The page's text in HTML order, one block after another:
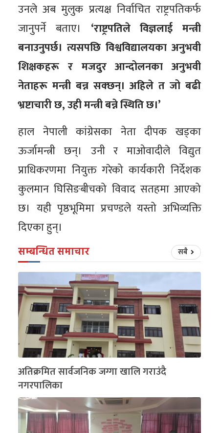
उनले अब मुलुक प्रत्यक्ष निर्वाचित राष्ट्रपतिकर्फ
जानुपर्ने बताए। ‘राष्ट्रपतिले विज्ञलाई मन्त्री
बनाउनुपर्छ। त्यसपछि विश्वविद्यालयका अनुभवी
शिक्षकहरू र मजदुर आन्दोलनका अनुभवी
नेताहरू मन्त्री बन्न सक्छन्। अहिले त जो बढी
भ्रष्टाचारी छ, उही मन्त्री बन्ने स्थिति छ।’
हाल नेपाली कांग्रेसका नेता दीपक खड्का
ऊर्जामन्त्री छन्। उनी र माओवादीले विद्युत
प्राधिकरणमा नियुक्त गरेको कार्यकारी निर्देशक
कुलमान घिसिङबीचको विवाद सतहमा आएको
छ। यही पृष्ठभूमिमा प्रचण्डले यस्तो अभिव्यक्ति
दिएका हुन्।
सम्बन्धित समाचार सबै
अतिक्रमित सार्वजनिक जग्गा खालि गराउंदै
नगरपालिका